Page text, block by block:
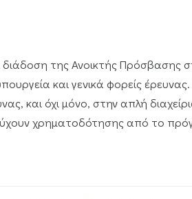
της Ανοικτής Πρόσβασης
και γενικά φορείς έρευνας.
και όχι μόνο, στην απλή
χρηματοδότησης από το